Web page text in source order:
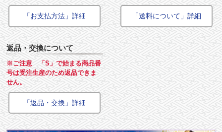
「お支払方法」詳細 「送料について」詳細
返品・交換について
※ご注意 「S」で始まる商品番
号は受注生産のため返品できま
せん。
「返品・交換」詳細